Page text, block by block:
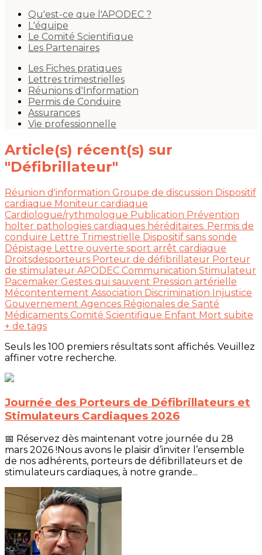
Qu'est-ce que l'APODEC ?
L'équipe
Le Comité Scientifique
Les Partenaires
Les Fiches pratiques
Lettres trimestrielles
Réunions d'Information
Permis de Conduire
Assurances
Vie professionnelle
Article(s) récent(s) sur
"Défibrillateur"
Réunion d'information Groupe de discussion Dispositif
cardiaque Moniteur cardiaque
Cardiologue/rythmologue Publication Prévention
holter pathologies cardiaques héréditaires. Permis de
conduire Lettre Trimestrielle Dispositif sans sonde
Dépistage Lettre ouverte sport arrêt cardiaque
Droitsdesporteurs Porteur de défibrillateur Porteur
de stimulateur APODEC Communication Stimulateur
Pacemaker Gestes qui sauvent Pression artérielle
Mécontentement Association Discrimination Injustice
Gouvernement Agences Régionales de Santé
Médicaments Comité Scientifique Enfant Mort subite
+ de tags
Seuls les 100 premiers résultats sont affichés. Veuillez
affiner votre recherche.
Journée des Porteurs de Défibrillateurs et
Stimulateurs Cardiaques 2026
📅 Réservez dès maintenant votre journée du 28
mars 2026 !Nous avons le plaisir d’inviter l’ensemble
de nos adhérents, porteurs de défibrillateurs et de
stimulateurs cardiaques, à notre grande...